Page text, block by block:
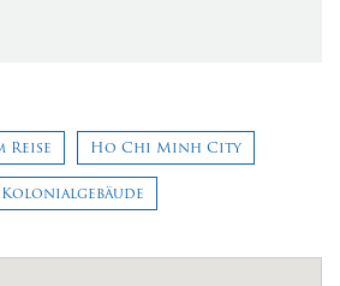
Reise Ho Chi Minh City
Kolonialgebäude